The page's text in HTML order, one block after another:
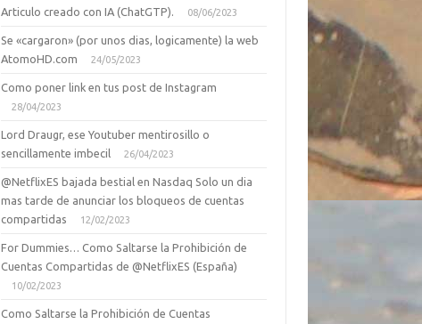
Articulo creado con IA (ChatGTP).
08/06/2023
Se «cargaron» (por unos dias, logicamente) la web
AtomoHD.com
24/05/2023
Como poner link en tus post de Instagram
28/04/2023
Lord Draugr, ese Youtuber mentirosillo o
sencillamente imbecil
26/04/2023
@NetflixES bajada bestial en Nasdaq Solo un dia
mas tarde de anunciar los bloqueos de cuentas
compartidas
12/02/2023
For Dummies… Como Saltarse la Prohibición de
Cuentas Compartidas de @NetflixES (España)
10/02/2023
Como Saltarse la Prohibición de Cuentas